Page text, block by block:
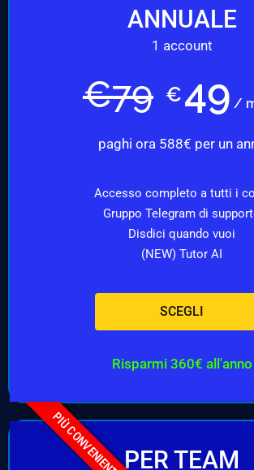
ANNUALE
1 account
€79 €49 /
paghi ora 588€ per un
Accesso completo a tutti i
Gruppo Telegram di
Disdici quando vuoi
(NEW) Tutor AI
SCEGLI
Risparmi 360€ all'anno
PIÙ CONVENIENTEPER TEAM